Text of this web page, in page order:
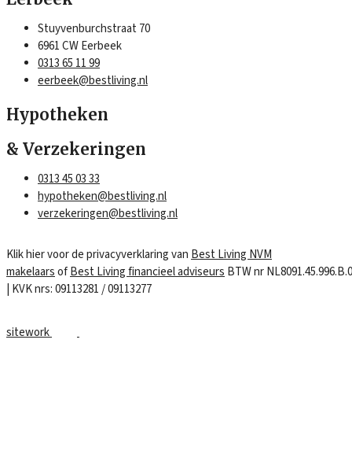
Stuyvenburchstraat 70
6961 CW Eerbeek
0313 65 11 99
eerbeek@bestliving.nl
Hypotheken
& Verzekeringen
0313 45 03 33
hypotheken@bestliving.nl
verzekeringen@bestliving.nl
Klik hier voor de privacyverklaring van Best Living NVM
makelaarsofBest Living financieel adviseurs BTW nr
| KVK nrs: 09113281 / 09113277
sitework